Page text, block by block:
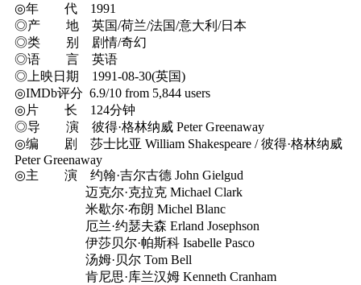
◎年 代 1991
◎产 地 英国/荷兰/法国/意大利/日本
◎类 别 剧情/奇幻
◎语 言 英语
◎上映日期 1991-08-30(英国)
◎IMDb评分 6.9/10 from 5,844 users
◎片 长 124分钟
◎导 演 彼得·格林纳威 Peter Greenaway
◎编 剧 莎士比亚 William Shakespeare / 彼得·格林纳威
Peter Greenaway
◎主 演 约翰·吉尔古德 John Gielgud
迈克尔·克拉克 Michael Clark
米歇尔·布朗 Michel Blanc
厄兰·约瑟夫森 Erland Josephson
伊莎贝尔·帕斯科 Isabelle Pasco
汤姆·贝尔 Tom Bell
肯尼思·库兰汉姆 Kenneth Cranham